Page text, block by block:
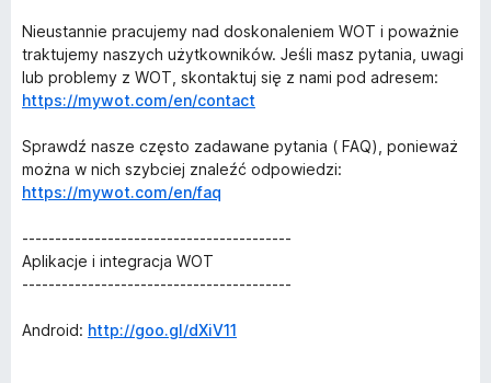
Nieustannie pracujemy nad doskonaleniem WOT i poważnie
traktujemy naszych użytkowników. Jeśli masz pytania, uwagi
lub problemy z WOT, skontaktuj się z nami pod adresem:
https://mywot.com/en/contact
Sprawdź nasze często zadawane pytania ( FAQ), ponieważ
można w nich szybciej znaleźć odpowiedzi:
https://mywot.com/en/faq
-----------------------------------------
Aplikacje i integracja WOT
-----------------------------------------
Android: http://goo.gl/dXiV11